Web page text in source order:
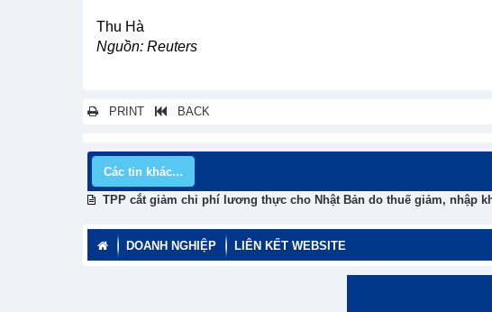
Thu Hà
Nguồn: Reuters
PRINT BACK
Các tin khác...
TPP cắt giảm chi phí lương thực cho Nhật Bản do thuế giảm, nhập
DOANH NGHIỆP LIÊN KẾT WEBSITE